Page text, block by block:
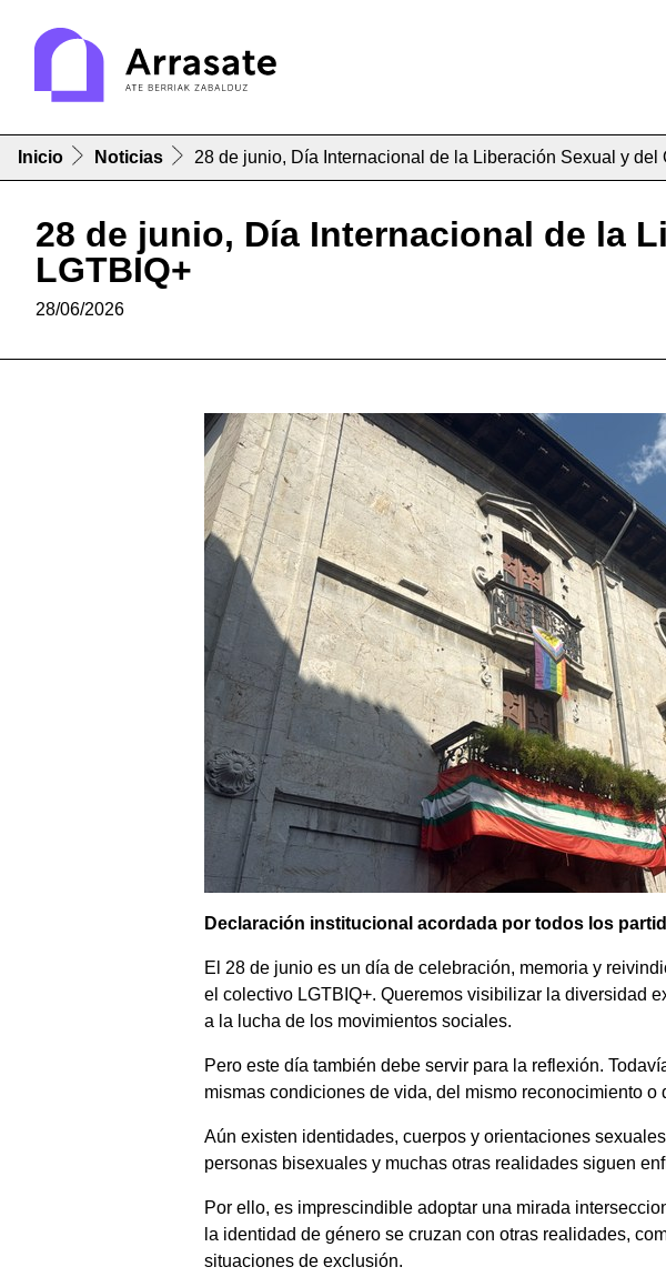
Inicio Noticias 28 de junio, Día Internacional de la Liberación Sexual y
28 de junio, Día Internacional de la
LGTBIQ+
28/06/2026
Declaración institucional acordada por todos los
El 28 de junio es un día de celebración, memoria y
el colectivo LGTBIQ+. Queremos visibilizar la diversidad
a la lucha de los movimientos sociales.
Pero este día también debe servir para la reflexión.
mismas condiciones de vida, del mismo reconocimiento
Aún existen identidades, cuerpos y orientaciones
personas bisexuales y muchas otras realidades siguen
Por ello, es imprescindible adoptar una mirada
la identidad de género se cruzan con otras realidades,
situaciones de exclusión.